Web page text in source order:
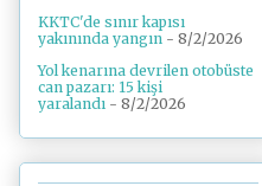
KKTC'de sınır kapısı
yakınında yangın - 8/2/2026
Yol kenarına devrilen otobüste
can pazarı: 15 kişi
yaralandı - 8/2/2026